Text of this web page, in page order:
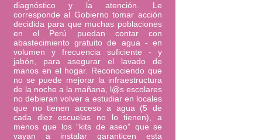
diagnóstico y la atención. Le
corresponde al Gobierno tomar acción
decidida para que muchas poblaciones
en el Perú puedan contar con
abastecimiento gratuito de agua - en
volumen y frecuencia suficiente - y
jabón, para asegurar el lavado de
manos en el hogar. Reconociendo que
no se puede mejorar la infraestructura
de la noche a la mañana, l@s escolares
no debieran volver a estudiar en locales
que no tienen acceso a agua (5 de
cada diez escuelas no lo tienen), a
menos que los “kits de aseo” que se
vayan a instalar garanticen esta